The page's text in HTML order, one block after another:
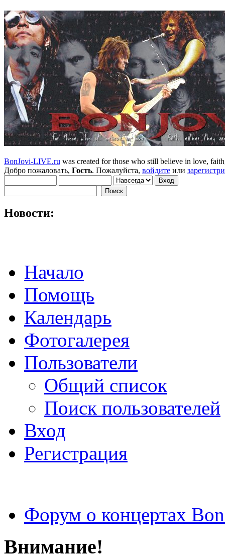
BonJovi-LIVE.ru was created for those who still believe in love,
Добро пожаловать, Гость. Пожалуйста, войдите или
Новости:
Начало
Помощь
Календарь
Фотогалерея
Пользователи
Общий список
Поиск пользователей
Вход
Регистрация
Форум о концертах
Внимание!